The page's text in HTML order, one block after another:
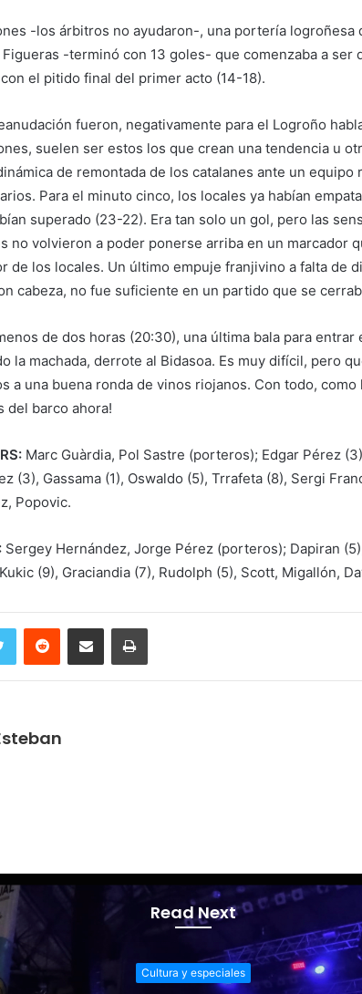
-los árbitros no ayudaron-, una portería logroñesa
-terminó con 13 goles- que comenzaba a ser
el pitido final del primer acto (14-18).
fueron, negativamente para el Logroño
suelen ser estos los que crean una tendencia u
de remontada de los catalanes ante un
Para el minuto cinco, los locales ya habían
superado (23-22). Era tan solo un gol, pero las
no volvieron a poder ponerse arriba en un marcador
de los locales. Un último empuje franjivino a falta de
cabeza, no fue suficiente en un partido que se
de dos horas (20:30), una última bala para entrar
la machada, derrote al Bidasoa. Es muy difícil, pero
a una buena ronda de vinos riojanos. Con todo,
del barco ahora!
Marc Guàrdia, Pol Sastre (porteros); Edgar Pérez
(3), Gassama (1), Oswaldo (5), Trrafeta (8), Sergi
Popovic.
Sergey Hernández, Jorge Pérez (porteros); Dapiran
(9), Graciandia (7), Rudolph (5), Scott, Migallón,
Read Next
Cultura y especiales